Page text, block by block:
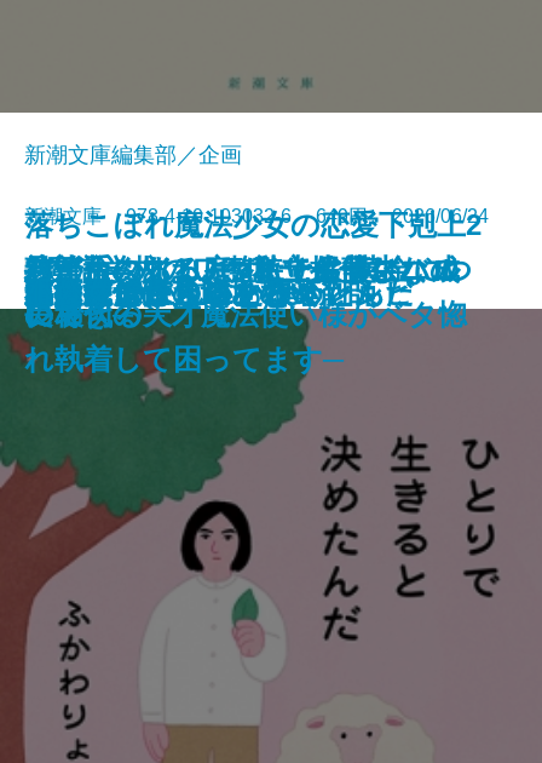
ともぐい
リリアン
脇役探偵は見逃さない
隣人
絞首台のある庭─私立探偵マニ
ー・ムーン─
聖女が、壺
龍の隠し子 幽世の薬剤師
プレゼント
あなたはここにいなくとも
きろくのほん
新潮文庫編集部／企画
新潮文庫 978-4-10-103032-6 649円 2026/06/24
文庫
ひとりで生きると決めたんだ
成瀬は信じた道をいく
君が手にするはずだった黄金につ
いて
熟達論─人はいつまでも学び、成
長できる─
星を織る
ロボットが泣いた夜
血道
バイ・タイム─整時士佐藤スバル
の哀切─
落ちこぼれ魔法少女の恋愛下剋上2
─魔法学校のワケあり劣等生なの
に稀代の天才魔法使い様がベタ惚
れ執着して困ってます─
小公女たちのしあわせレシピ